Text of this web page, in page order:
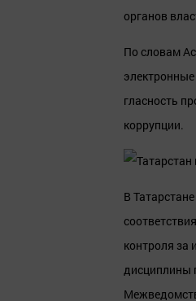
органов
По словам
гласность
коррупции.
В
контроля
дисциплины